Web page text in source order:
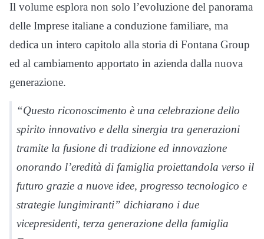
Il volume esplora non solo l’evoluzione del panorama
delle Imprese italiane a conduzione familiare, ma
dedica un intero capitolo alla storia di Fontana Group
ed al cambiamento apportato in azienda dalla nuova
generazione.
“Questo riconoscimento è una celebrazione dello
spirito innovativo e della sinergia tra generazioni
tramite la fusione di tradizione ed innovazione
onorando l’eredità di famiglia proiettandola verso il
futuro grazie a nuove idee, progresso tecnologico e
strategie lungimiranti” dichiarano i due
vicepresidenti, terza generazione della famiglia